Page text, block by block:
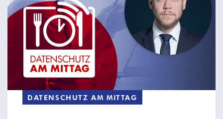
DATENSCHUTZ AM MITTAG